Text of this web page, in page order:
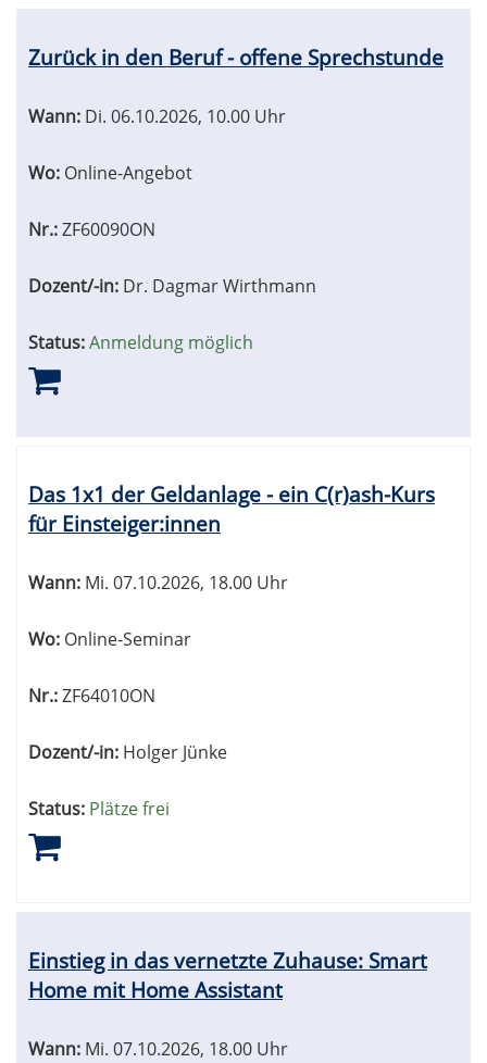
Zurück in den Beruf - offene Sprechstunde
Wann: Di. 06.10.2026, 10.00 Uhr
Wo: Online-Angebot
Nr.:ZF60090ON
Dozent/-in: Dr. Dagmar Wirthmann
Status:Anmeldung möglich
Das 1x1 der Geldanlage - ein C(r)ash-Kurs
für Einsteiger:innen
Wann: Mi. 07.10.2026, 18.00 Uhr
Wo: Online-Seminar
Nr.:ZF64010ON
Dozent/-in: Holger Jünke
Status: Plätze frei
Einstieg in das vernetzte Zuhause: Smart
Home mit Home Assistant
Wann: Mi. 07.10.2026, 18.00 Uhr